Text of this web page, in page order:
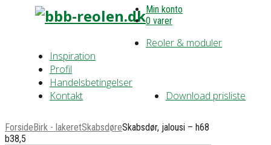
Min konto
0 varer
Reoler & moduler
Inspiration
Profil
Handelsbetingelser
Download prisliste
Kontakt
ForsideBirk - lakeretSkabsdøreSkabsdør, jalousi – h68
b38,5